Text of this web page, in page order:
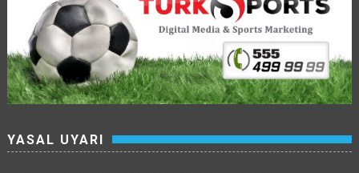
YASAL UYARI